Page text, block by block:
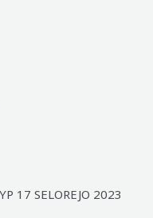
17 SELOREJO 2023